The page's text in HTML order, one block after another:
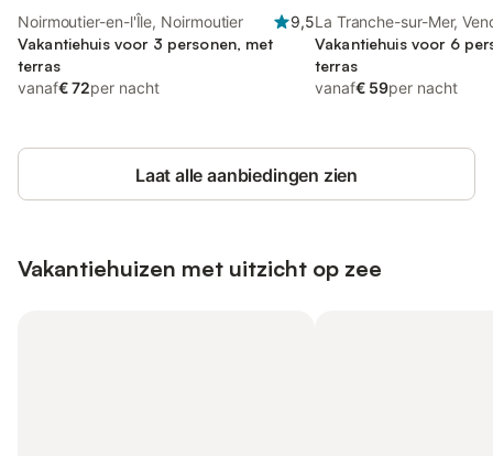
Noirmoutier-en-l'Île, Noirmoutier
9,5
Vakantiehuis voor 3 personen, met
terras
vanaf€ 72per nacht
La Tranche-sur-Mer,
Vakantiehuis voor 6
terras
vanaf€ 59per nacht
Laat alle aanbiedingen zien
Vakantiehuizen met uitzicht op zee